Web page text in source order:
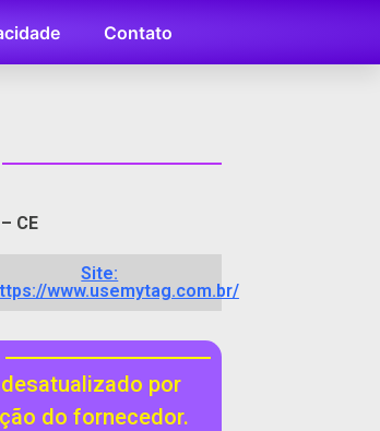
Contato
CE
Site:
www.usemytag.com.br/
por
do fornecedor.